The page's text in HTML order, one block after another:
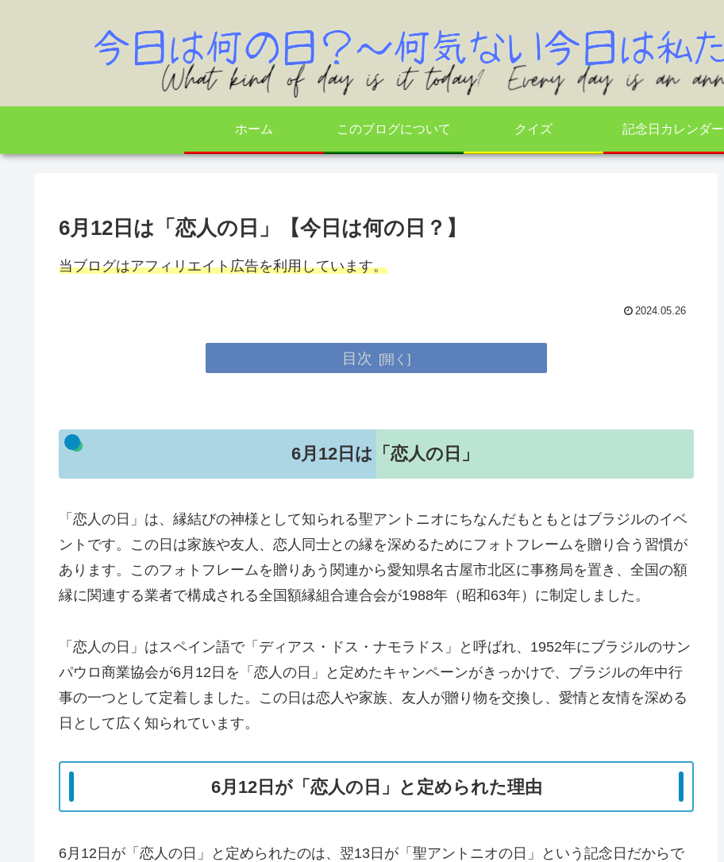
ホーム このブログについて クイズ 記念日カレンダー
6月12日は「恋人の日」【今日は何の日？】
当ブログはアフィリエイト広告を利用しています。
2024.05.26
目次
6月12日は「恋人の日」
「恋人の日」は、縁結びの神様として知られる聖アントニオにちなんだもともとはブラジルのイベ
ントです。この日は家族や友人、恋人同士との縁を深めるためにフォトフレームを贈り合う習慣が
あります。このフォトフレームを贈りあう関連から愛知県名古屋市北区に事務局を置き、全国の額
縁に関連する業者で構成される全国額縁組合連合会が1988年（昭和63年）に制定しました。
「恋人の日」はスペイン語で「ディアス・ドス・ナモラドス」と呼ばれ、1952年にブラジルのサン
パウロ商業協会が6月12日を「恋人の日」と定めたキャンペーンがきっかけで、ブラジルの年中行
事の一つとして定着しました。この日は恋人や家族、友人が贈り物を交換し、愛情と友情を深める
日として広く知られています。
6月12日が「恋人の日」と定められた理由
6月12日が「恋人の日」と定められたのは、翌13日が「聖アントニオの日」という記念日だからで